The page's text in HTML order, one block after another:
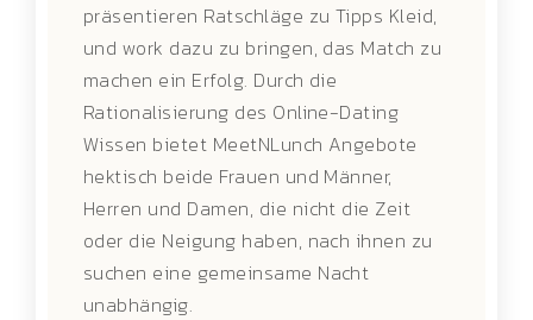
präsentieren Ratschläge zu Tipps Kleid,
und work dazu zu bringen, das Match zu
machen ein Erfolg. Durch die
Rationalisierung des Online-Dating
Wissen bietet MeetNLunch Angebote
hektisch beide Frauen und Männer,
Herren und Damen, die nicht die Zeit
oder die Neigung haben, nach ihnen zu
suchen eine gemeinsame Nacht
unabhängig.